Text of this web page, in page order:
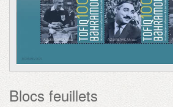
Blocs feuillets